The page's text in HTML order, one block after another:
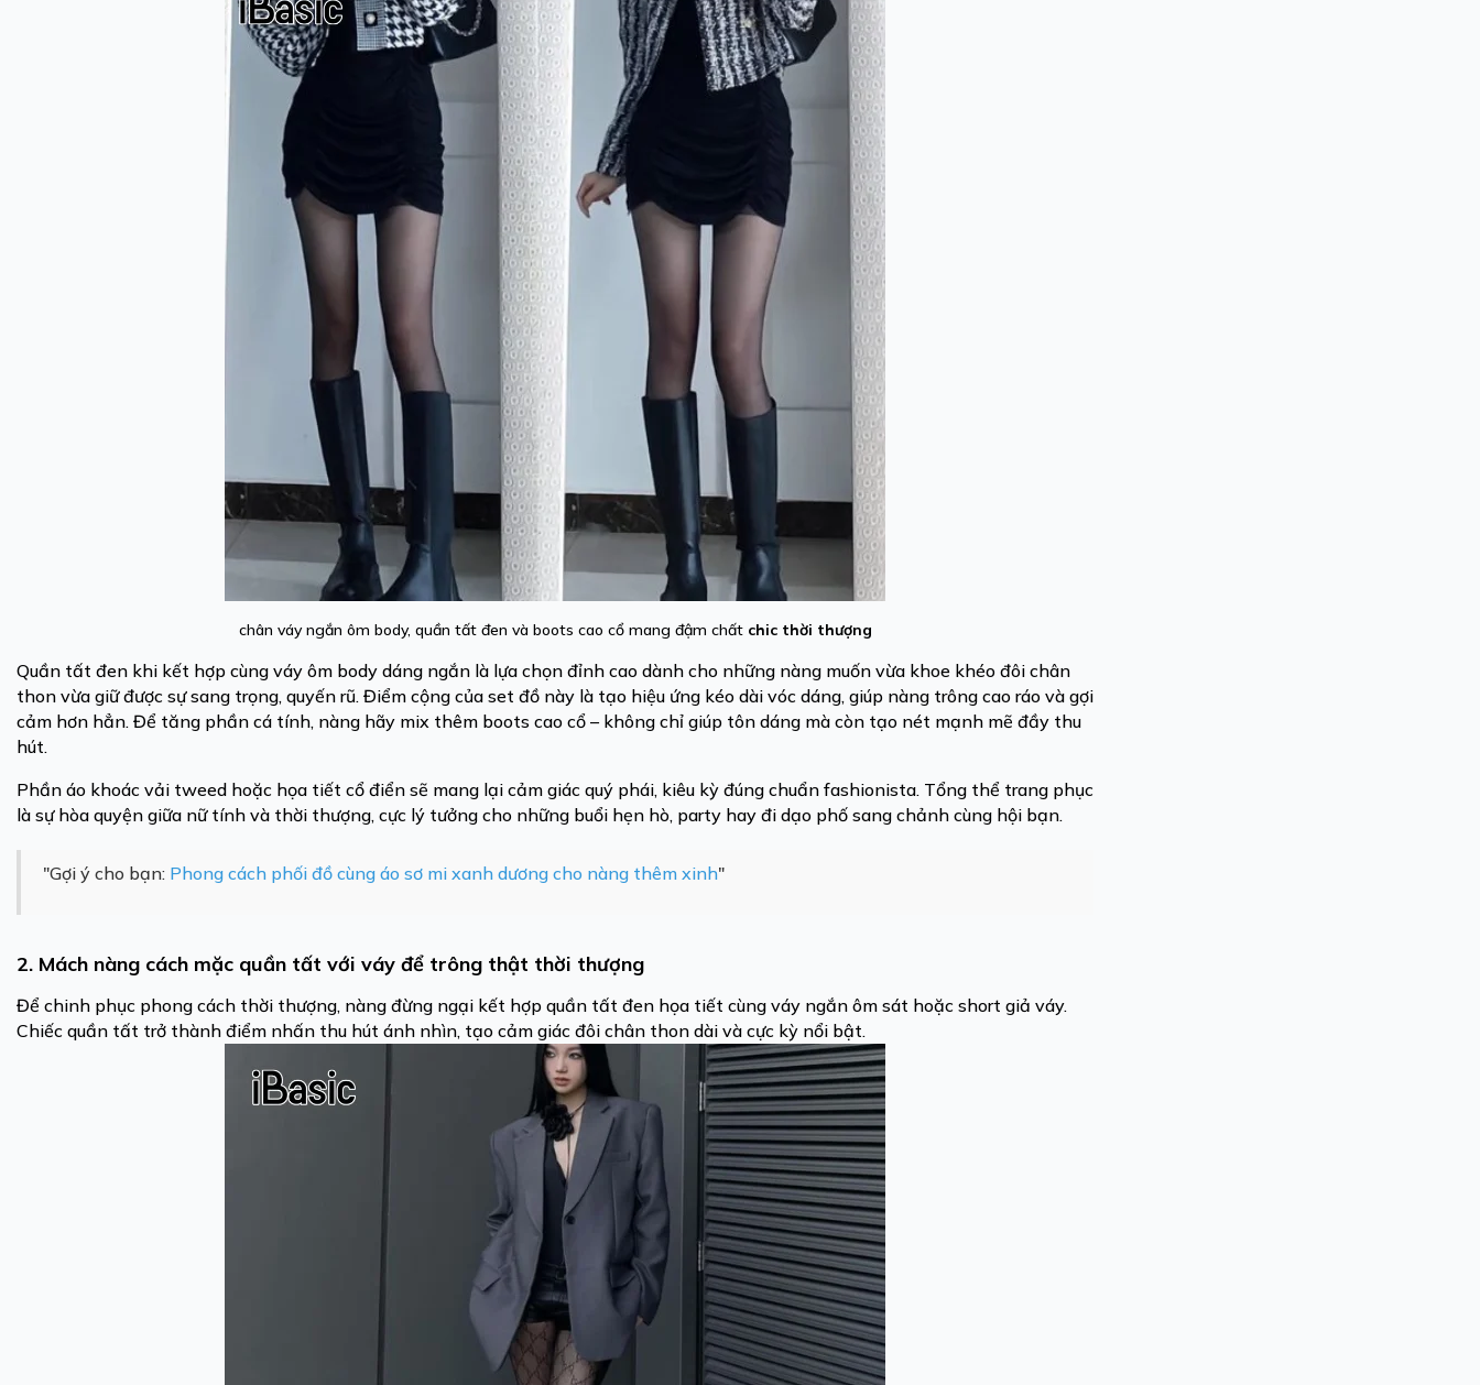
chân váy ngắn ôm body, quần tất đen và boots cao cổ mang đậm chất chic thời thượng
Quần tất đen khi kết hợp cùng váy ôm body dáng ngắn là lựa chọn đỉnh cao dành cho những nàng muốn vừa khoe khéo đôi chân
thon vừa giữ được sự sang trọng, quyến rũ. Điểm cộng của set đồ này là tạo hiệu ứng kéo dài vóc dáng, giúp nàng trông cao ráo và gợi
cảm hơn hẳn. Để tăng phần cá tính, nàng hãy mix thêm boots cao cổ – không chỉ giúp tôn dáng mà còn tạo nét mạnh mẽ đầy thu
hút.
Phần áo khoác vải tweed hoặc họa tiết cổ điển sẽ mang lại cảm giác quý phái, kiêu kỳ đúng chuẩn fashionista. Tổng thể trang phục
là sự hòa quyện giữa nữ tính và thời thượng, cực lý tưởng cho những buổi hẹn hò, party hay đi dạo phố sang chảnh cùng hội bạn.
"Gợi ý cho bạn: Phong cách phối đồ cùng áo sơ mi xanh dương cho nàng thêm xinh"
2. Mách nàng cách mặc quần tất với váy để trông thật thời thượng
Để chinh phục phong cách thời thượng, nàng đừng ngại kết hợp quần tất đen họa tiết cùng váy ngắn ôm sát hoặc short giả váy.
Chiếc quần tất trở thành điểm nhấn thu hút ánh nhìn, tạo cảm giác đôi chân thon dài và cực kỳ nổi bật.